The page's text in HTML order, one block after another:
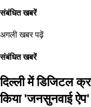
संबंधित खबरें
अगली खबर पढ़ें
संबंधित खबरें
दिल्ली में डिजिटल
किया 'जनसुनवाई ऐप'